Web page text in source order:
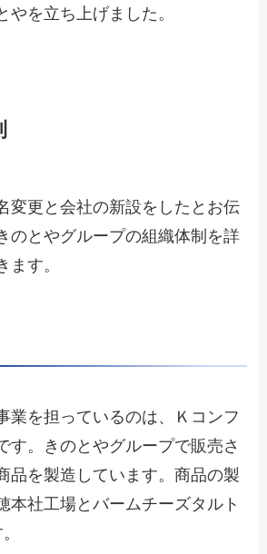
やを立ち上げました。
変更と会社の新設をしたとお伝
のとやグループの組織体制を詳
ます。
業を担っているのは、Ｋコンフ
す。きのとやグループで販売さ
品を製造しています。商品の製
本社工場とバームチーズタルト